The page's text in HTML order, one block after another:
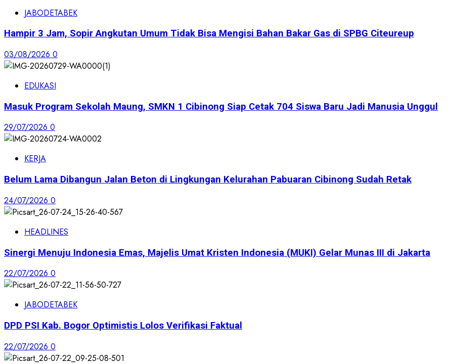
JABODETABEK
Hampir 3 Jam, Sopir Angkutan Umum Tidak Bisa Mengisi Bahan Bakar Gas di SPBG Citeureup
03/08/2026 0
EDUKASI
Masuk Program Sekolah Maung, SMKN 1 Cibinong Siap Cetak 704 Siswa Baru Jadi Manusia Unggul
29/07/2026 0
KERJA
Belum Lama Dibangun Jalan Beton di Lingkungan Kelurahan Pabuaran Cibinong Sudah Retak
24/07/2026 0
HEADLINES
Sinergi Menuju Indonesia Emas, Majelis Umat Kristen Indonesia (MUKI) Gelar Munas III di Jakarta
22/07/2026 0
JABODETABEK
DPD PSI Kab. Bogor Optimistis Lolos Verifikasi Faktual
22/07/2026 0